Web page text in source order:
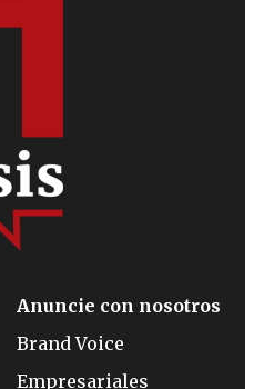
Anuncie con nosotros
Brand Voice
Empresariales